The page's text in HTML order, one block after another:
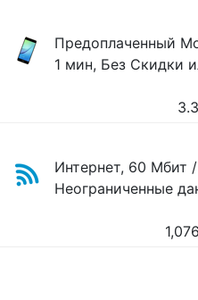
Предоплаченный
1 мин, Без Скидки
Интернет, 60 Мбит
Неограниченные